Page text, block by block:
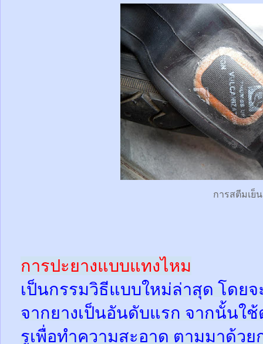
การสตีมเย็น
การปะยางแบบแทงไหม
เป็นกรรมวิธีแบบใหม่ล่าสุด โดย
จากยางเป็นอันดับแรก จากนั้นใ
รูเพื่อทำความสะอาด ตามมาด้วย